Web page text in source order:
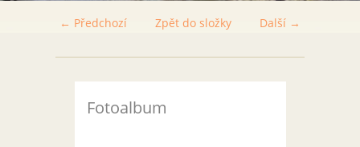
← Předchozí Další →
Zpět do složky
Fotoalbum